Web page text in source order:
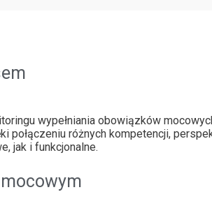
wypełniania obowiązków
połączeniu różnych kompetencji,
jak i funkcjonalne.